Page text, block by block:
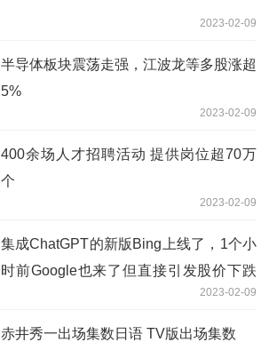
2023-02-09
半导体板块震荡走强，江波龙等多股涨超
5%
2023-02-09
400余场人才招聘活动 提供岗位超70万
个
2023-02-09
集成ChatGPT的新版Bing上线了，1个小
时前Google也来了但直接引发股价下跌
2023-02-09
赤井秀一出场集数日语 TV版出场集数